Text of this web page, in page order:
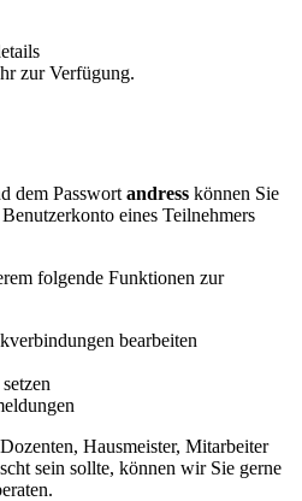
zur Verfügung.
dem Passwort andress können Sie
eines Teilnehmers
folgende Funktionen zur
bearbeiten
Hausmeister, Mitarbeiter
sein sollte, können wir Sie gerne